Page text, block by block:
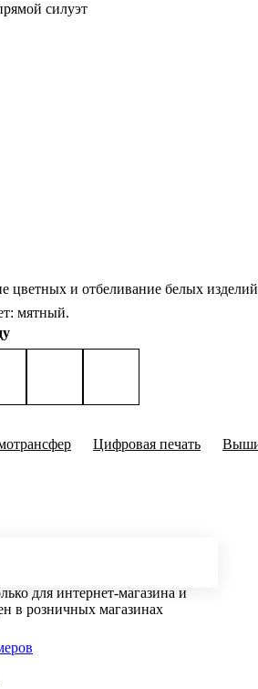
силуэт
цветных и отбеливание белых
мятный.
Цифровая печать
для интернет-магазина и
в розничных магазинах